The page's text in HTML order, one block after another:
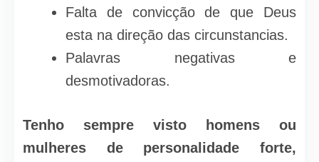
Falta de convicção de que Deus
esta na direção das circunstancias.
Palavras negativas e
desmotivadoras.
Tenho sempre visto homens ou
mulheres de personalidade forte,